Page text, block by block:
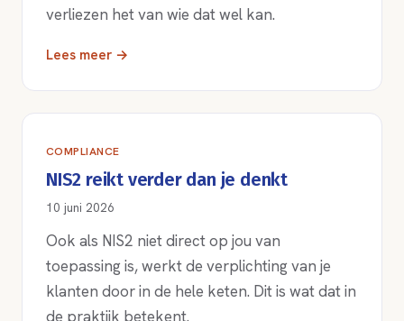
verliezen het van wie dat wel kan.
Lees meer →
COMPLIANCE
NIS2 reikt verder dan je denkt
10 juni 2026
Ook als NIS2 niet direct op jou van
toepassing is, werkt de verplichting van je
klanten door in de hele keten. Dit is wat dat in
de praktijk betekent.